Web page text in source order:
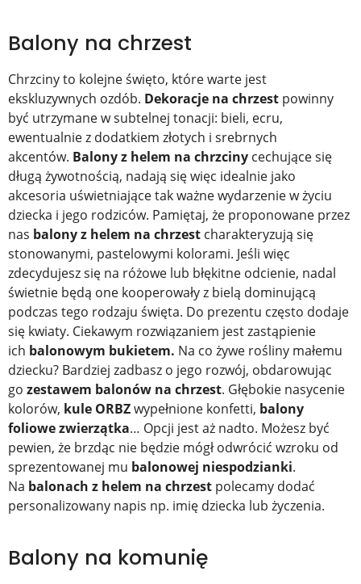
Balony na chrzest
Chrzciny to kolejne święto, które warte jest
ekskluzywnych ozdób. Dekoracje na chrzest powinny
być utrzymane w subtelnej tonacji: bieli, ecru,
ewentualnie z dodatkiem złotych i srebrnych
akcentów. Balony z helem na chrzciny cechujące się
długą żywotnością, nadają się więc idealnie jako
akcesoria uświetniające tak ważne wydarzenie w życiu
dziecka i jego rodziców. Pamiętaj, że proponowane przez
nas balony z helem na chrzest charakteryzują się
stonowanymi, pastelowymi kolorami. Jeśli więc
zdecydujesz się na różowe lub błękitne odcienie, nadal
świetnie będą one kooperowały z bielą dominującą
podczas tego rodzaju święta. Do prezentu często dodaje
się kwiaty. Ciekawym rozwiązaniem jest zastąpienie
ich balonowym bukietem. Na co żywe rośliny małemu
dziecku? Bardziej zadbasz o jego rozwój, obdarowując
go zestawem balonów na chrzest. Głębokie nasycenie
kolorów, kule ORBZwypełnione konfetti, balony
foliowezwierzątka… Opcji jest aż nadto. Możesz być
pewien, że brzdąc nie będzie mógł odwrócić wzroku od
sprezentowanej mu balonowej niespodzianki.
Na balonach z helem na chrzest polecamy dodać
personalizowany napis np. imię dziecka lub życzenia.
Balony na komunię